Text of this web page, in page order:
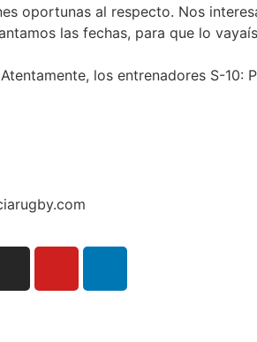
oportunas al respecto. Nos
las fechas, para que lo
los entrenadores S-10: